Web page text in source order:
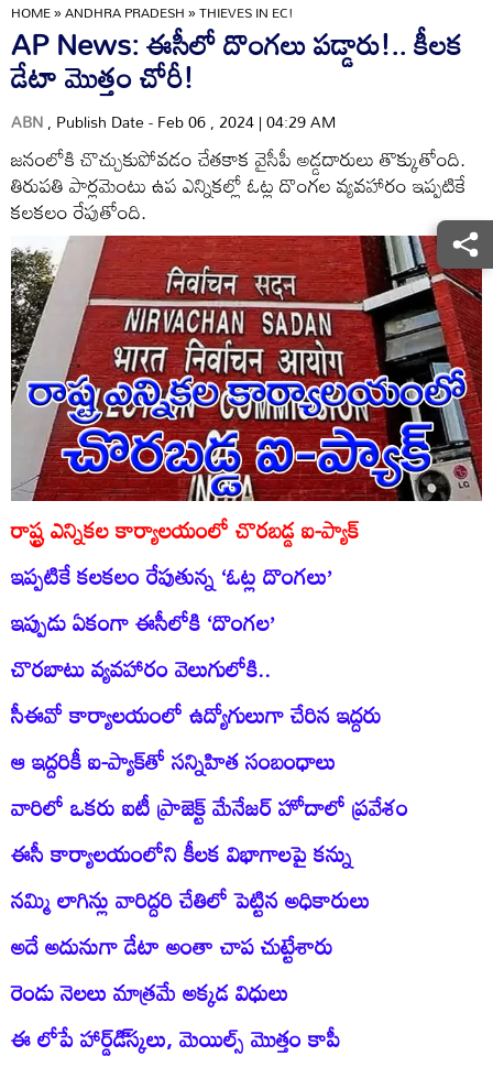
HOME»ANDHRA PRADESH»THIEVES IN EC!
AP News: ఈసీలో దొంగలు పడ్డారు!.. కీలక
డేటా మొత్తం చోరీ!
ABN, Publish Date - Feb 06 , 2024 | 04:29 AM
జనంలోకి చొచ్చుకుపోవడం చేతకాక వైసీపీ అడ్డదారులు తొక్కుతోంది.
తిరుపతి పార్లమెంటు ఉప ఎన్నికల్లో ఓట్ల దొంగల వ్యవహారం ఇప్పటికే
కలకలం రేపుతోంది.
రాష్ట్ర ఎన్నికల కార్యాలయంలో చొరబడ్డ ఐ-ప్యాక్‌
ఇప్పటికే కలకలం రేపుతున్న ‘ఓట్ల దొంగలు’
ఇప్పుడు ఏకంగా ఈసీలోకి ‘దొంగల’
చొరబాటు వ్యవహారం వెలుగులోకి..
సీఈవో కార్యాలయంలో ఉద్యోగులుగా చేరిన ఇద్దరు
ఆ ఇద్దరికీ ఐ-ప్యాక్‌తో సన్నిహిత సంబంధాలు
వారిలో ఒకరు ఐటీ ప్రాజెక్ట్‌ మేనేజర్‌ హోదాలో ప్రవేశం
ఈసీ కార్యాలయంలోని కీలక విభాగాలపై కన్ను
నమ్మి లాగిన్లు వారిద్దరి చేతిలో పెట్టిన అధికారులు
అదే అదునుగా డేటా అంతా చాప చుట్టేశారు
రెండు నెలలు మాత్రమే అక్కడ విధులు
ఈ లోపే హార్డ్‌డి్‌స్కలు, మెయిల్స్‌ మొత్తం కాపీ